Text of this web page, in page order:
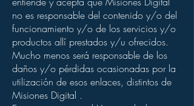
no es responsable del contenido y/o del
funcionamiento y/o de los servicios y/o
productos allí prestados y/u ofrecidos.
Mucho menos será responsable de los
daños y/o pérdidas ocasionadas por la
utilización de esos enlaces, distintos de
Misiones Digital .